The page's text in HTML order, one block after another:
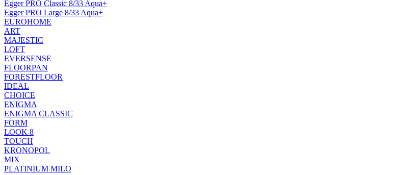
Egger PRO Classic 8/33 Aqua+
Egger PRO Large 8/33 Aqua+
EUROHOME
ART
MAJESTIC
LOFT
EVERSENSE
FLOORPAN
FORESTFLOOR
IDEAL
CHOICE
ENIGMA
ENIGMA CLASSIC
FORM
LOOK 8
TOUCH
KRONOPOL
MIX
PLATINIUM MILO